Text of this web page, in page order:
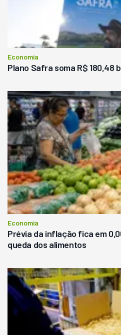
Economia
Plano Safra soma R$ 180,48
Economia
Prévia da inflação fica em
queda dos alimentos